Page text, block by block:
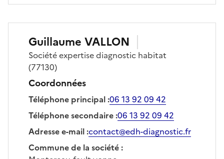
Guillaume VALLON
Sociétéexpertise diagnostic habitat
(77130)
Coordonnées
Téléphone principal:06 13 92 09 42
Téléphone secondaire:06 13 92 09 42
Adresse e-mail:contact@edh-diagnostic.fr
Commune de la société: